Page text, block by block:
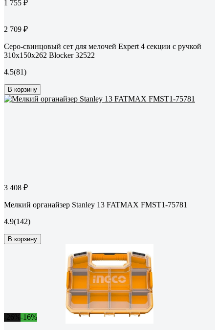
1 755 ₽
2 709 ₽
Серо-свинцовый сет для мелочей Expert 4 секции с ручкой
310х150х262 Blocker 32522
4.5(81)
В корзину
3 408 ₽
Мелкий органайзер Stanley 13 FATMAX FMST1-75781
4.9(142)
В корзину
-16%